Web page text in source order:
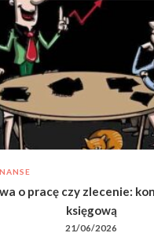
o pracę czy zlecenie:
księgową
21/06/2026